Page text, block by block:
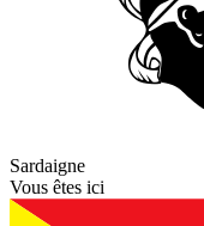
Sardaigne
Vous êtes ici